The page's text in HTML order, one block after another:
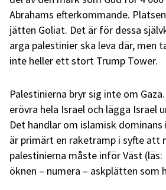
Abrahams efterkommande.
jätten Goliat. Det är för dessa
arga palestinier ska leva där, men
inte heller ett stort Trump Tower.
Palestinierna bryr sig inte om
erövra hela Israel och lägga Israel
Det handlar om islamisk dominans
är primärt en raketramp i syfte att
palestinierna måste inför Väst
öknen – numera – askplätten som